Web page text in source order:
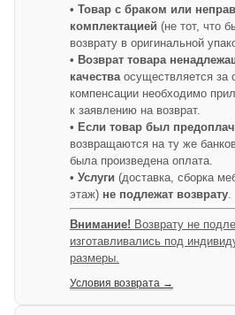
• Товар с браком или
комплектацией (не тот, что
возврату в оригинальной
• Возврат товара
качества осуществляется за
компенсации необходимо
к заявлению на возврат.
• Если товар был
возвращаются на ту же
была произведена оплата.
• Услуги (доставка, сборка
этаж) не подлежат возврату
Внимание! Возврату не
изготавливались под
размеры.
Условия возврата →